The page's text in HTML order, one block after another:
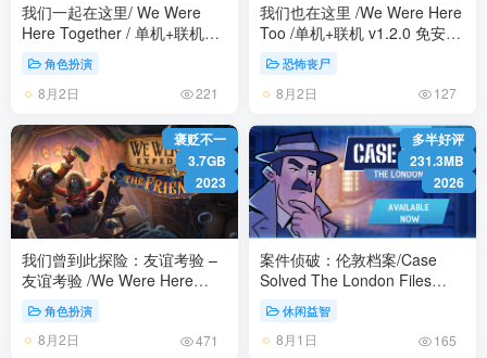
我们一起在这里/ We Were
Here Together / 单机+联机
v1.7.6 免安装中文版
角色扮演
8月2日 221
我们也在这里 /We Were Here
Too /单机+联机 v1.2.0 免安装
中文版恐怖丧尸
8月2日 127
褒贬不一
3.7GB
2023
我们曾到此探险：友谊考验 –
友谊考验 /We Were Here
Expeditions: The Friendship/
单机+联机 v1.0.3 免安装中文
版
角色扮演
8月2日 471
多半好评
231.3MB
2026
案件侦破：伦敦档案/Case
Solved The London Files
休闲益智
8月1日 165